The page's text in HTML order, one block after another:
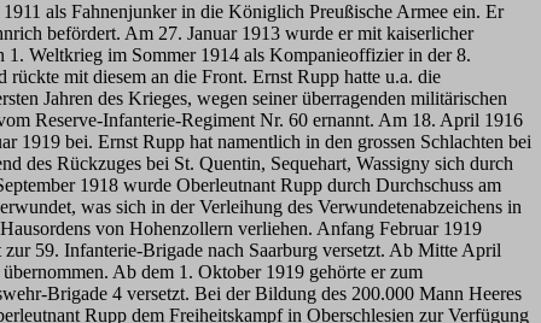
als Fahnenjunker in die Königlich Preußische Armee ein. Er
befördert. Am 27. Januar 1913 wurde er mit kaiserlicher
Weltkrieg im Sommer 1914 als Kompanieoffizier in der 8.
mit diesem an die Front. Ernst Rupp hatte u.a. die
Jahren des Krieges, wegen seiner überragenden militärischen
Reserve-Infanterie-Regiment Nr. 60 ernannt. Am 18. April 1916
1919 bei. Ernst Rupp hat namentlich in den grossen Schlachten bei
des Rückzuges bei St. Quentin, Sequehart, Wassigny sich durch
1918 wurde Oberleutnant Rupp durch Durchschuss am
was sich in der Verleihung des Verwundetenabzeichens in
von Hohenzollern verliehen. Anfang Februar 1919
59. Infanterie-Brigade nach Saarburg versetzt. Ab Mitte April
Ab dem 1. Oktober 1919 gehörte er zum
Brigade 4 versetzt. Bei der Bildung des 200.000 Mann Heeres
Rupp dem Freiheitskampf in Oberschlesien zur Verfügung